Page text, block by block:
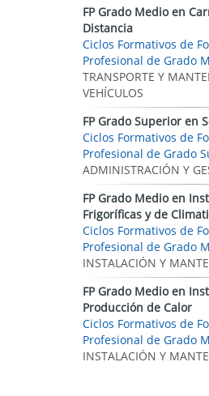
FP Grado Medio en
Distancia
Ciclos Formativos de
Profesional de Grado
TRANSPORTE Y
VEHÍCULOS
FP Grado Superior en
Ciclos Formativos de
Profesional de Grado
ADMINISTRACIÓN Y
FP Grado Medio en
Frigoríficas y de
Ciclos Formativos de
Profesional de Grado
INSTALACIÓN Y
FP Grado Medio en
Producción de Calor
Ciclos Formativos de
Profesional de Grado
INSTALACIÓN Y